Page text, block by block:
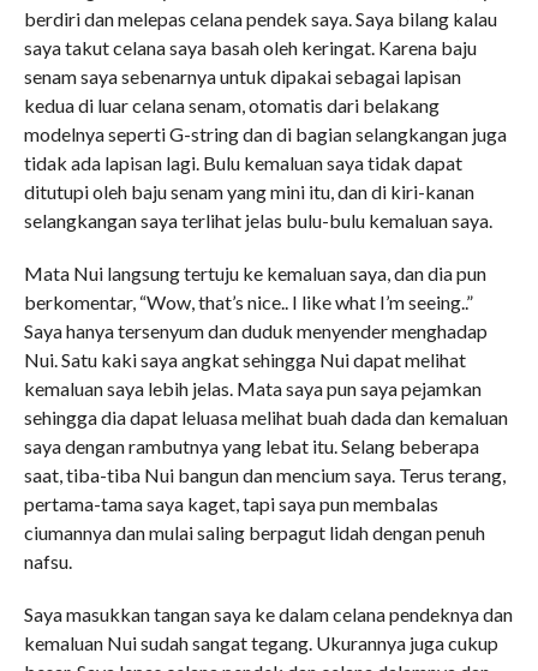
berdiri dan melepas celana pendek saya. Saya bilang kalau
saya takut celana saya basah oleh keringat. Karena baju
senam saya sebenarnya untuk dipakai sebagai lapisan
kedua di luar celana senam, otomatis dari belakang
modelnya seperti G-string dan di bagian selangkangan juga
tidak ada lapisan lagi. Bulu kemaluan saya tidak dapat
ditutupi oleh baju senam yang mini itu, dan di kiri-kanan
selangkangan saya terlihat jelas bulu-bulu kemaluan saya.
Mata Nui langsung tertuju ke kemaluan saya, dan dia pun
berkomentar, “Wow, that’s nice.. I like what I’m seeing..”
Saya hanya tersenyum dan duduk menyender menghadap
Nui. Satu kaki saya angkat sehingga Nui dapat melihat
kemaluan saya lebih jelas. Mata saya pun saya pejamkan
sehingga dia dapat leluasa melihat buah dada dan kemaluan
saya dengan rambutnya yang lebat itu. Selang beberapa
saat, tiba-tiba Nui bangun dan mencium saya. Terus terang,
pertama-tama saya kaget, tapi saya pun membalas
ciumannya dan mulai saling berpagut lidah dengan penuh
nafsu.
Saya masukkan tangan saya ke dalam celana pendeknya dan
kemaluan Nui sudah sangat tegang. Ukurannya juga cukup